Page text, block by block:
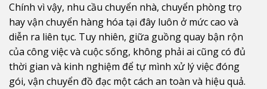
Chính vì vậy, nhu cầu chuyển nhà, chuyển phòng trọ
hay vận chuyển hàng hóa tại đây luôn ở mức cao và
diễn ra liên tục. Tuy nhiên, giữa guồng quay bận rộn
của công việc và cuộc sống, không phải ai cũng có đủ
thời gian và kinh nghiệm để tự mình xử lý việc đóng
gói, vận chuyển đồ đạc một cách an toàn và hiệu quả.